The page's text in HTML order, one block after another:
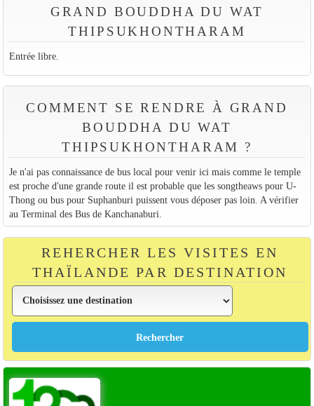
GRAND BOUDDHA DU WAT
THIPSUKHONTHARAM
Entrée libre.
COMMENT SE RENDRE À GRAND
BOUDDHA DU WAT
THIPSUKHONTHARAM ?
Je n'ai pas connaissance de bus local pour venir ici mais comme le temple
est proche d'une grande route il est probable que les songtheaws pour U-
Thong ou bus pour Suphanburi puissent vous déposer pas loin. A vérifier
au Terminal des Bus de Kanchanaburi.
REHERCHER LES VISITES EN
THAÏLANDE PAR DESTINATION